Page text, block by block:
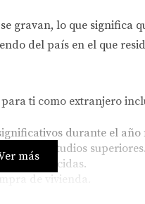
gravan, lo que significa
del país en el que
ti como extranjero
durante el año
o estudios superiores.
reconocidas.
de vivienda.
más